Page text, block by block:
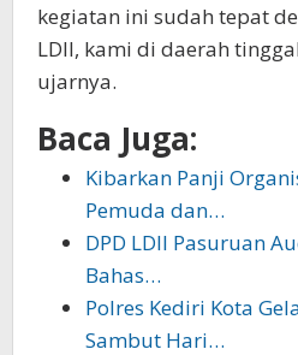
kegiatan ini sudah tepat
LDII, kami di daerah
ujarnya.
Baca Juga:
Kibarkan Panji
Pemuda dan…
DPD LDII Pasuruan
Bahas…
Polres Kediri Kota
Sambut Hari…